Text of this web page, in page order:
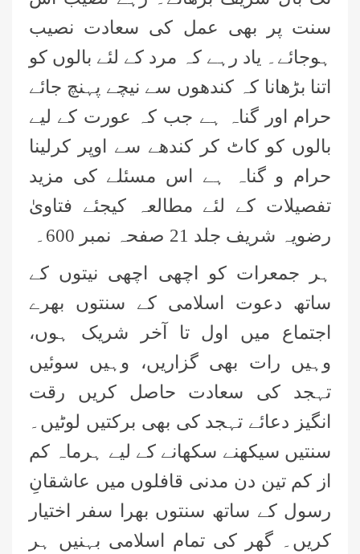
سنت پر بھی عمل کی سعادت نصیب
ہوجائے۔ یاد رہے کہ مرد کے لئے بالوں کو
اتنا بڑھانا کہ کندھوں سے نیچے پہنچ جائے
حرام اور گناہ ہے جب کہ عورت کے لیے
بالوں کو کاٹ کر کندھے سے اوپر کرلینا
حرام و گناہ ہے اس مسئلے کی مزید
تفصیلات کے لئے مطالعہ کیجئے فتاویٰ
رضویہ شریف جلد 21 صفحہ نمبر 600۔
ہر جمعرات کو اچھی اچھی نیتوں کے
ساتھ دعوت اسلامی کے سنتوں بھرے
اجتماع میں اول تا آخر شریک ہوں،
وہیں رات بھی گزاریں، وہیں سوئیں
تہجد کی سعادت حاصل کریں رقت
انگیز دعائے تہجد کی بھی برکتیں لوٹیں۔
سنتیں سیکھنے سکھانے کے لیے ہرماہ کم
از کم تین دن مدنی قافلوں میں عاشقانِ
رسول کے ساتھ سنتوں بھرا سفر اختیار
کریں۔ گھر کی تمام اسلامی بہنیں ہر